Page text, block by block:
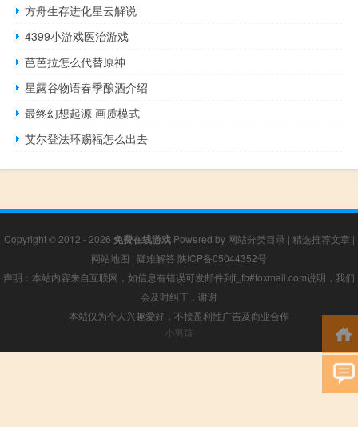
方舟生存进化星云解说
4399小游戏医治游戏
芭芭拉怎么代替原神
星露谷物语春季酿酒介绍
最终幻想起源 画质模式
艾尔登法环赐福怎么出去
Copyright © 2012 - 2026 免费在线游戏Powered by 网站分类目录 | 精选推荐文章 |
网站地图 | 疑难解答 陕ICP备05044352号
声明：本站内容来自互联网，如信息有错误可发邮件到f_fb#foxmail.com说明，我们
会及时纠正，谢谢
本站仅为个人兴趣爱好，不接盈利性广告及商业合作
小男孩